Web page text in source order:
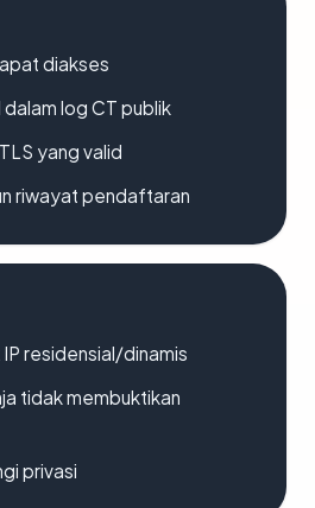
diakses
dalam log CT publik
yang valid
riwayat pendaftaran
residensial/dinamis
tidak membuktikan
privasi